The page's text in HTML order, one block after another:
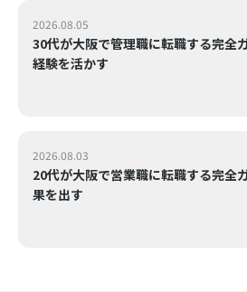
2026.08.05
30代が大阪で管理職に転職する完全
経験を活かす
2026.08.03
20代が大阪で営業職に転職する完全
果を出す